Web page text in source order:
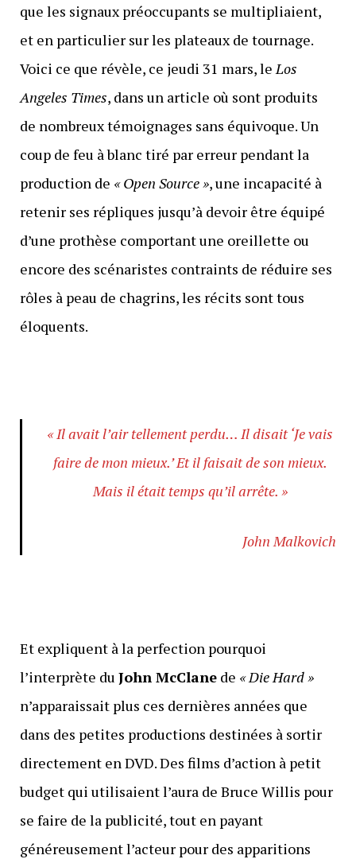
que les signaux préoccupants se multipliaient,
et en particulier sur les plateaux de tournage.
Voici ce que révèle, ce jeudi 31 mars, leLos
Angeles Times, dans un article où sont produits
de nombreux témoignages sans équivoque. Un
coup de feu à blanc tiré par erreur pendant la
production de « Open Source », une incapacité à
retenir ses répliques jusqu’à devoir être équipé
d’une prothèse comportant une oreillette ou
encore des scénaristes contraints de réduire ses
rôles à peau de chagrins, les récits sont tous
éloquents.
« Il avait l’air tellement perdu… Il disait ‘Je vais
faire de mon mieux.’ Et il faisait de son mieux.
Mais il était temps qu’il arrête. »
John Malkovich
Et expliquent à la perfection pourquoi
l’interprète du John McClanede « Die Hard »
n’apparaissait plus ces dernières années que
dans des petites productions destinées à sortir
directement en DVD. Des films d’action à petit
budget qui utilisaient l’aura de Bruce Willis pour
se faire de la publicité, tout en payant
généreusement l’acteur pour des apparitions